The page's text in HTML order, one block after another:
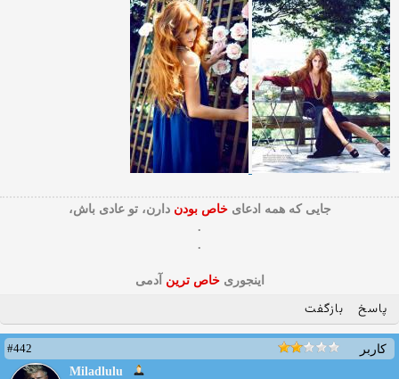
جایی که همه ادعایخاص بودن دارن، تو عادی باش،
.
.
اینجوریخاص ترین آدمی
پاسخ بازگفت
کاربر
#442
Miladlulu